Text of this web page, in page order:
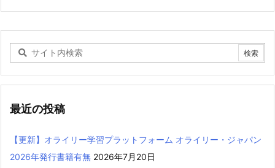
最近の投稿
【更新】オライリー学習プラットフォーム オライリー・ジャパン
2026年発行書籍有無 2026年7月20日